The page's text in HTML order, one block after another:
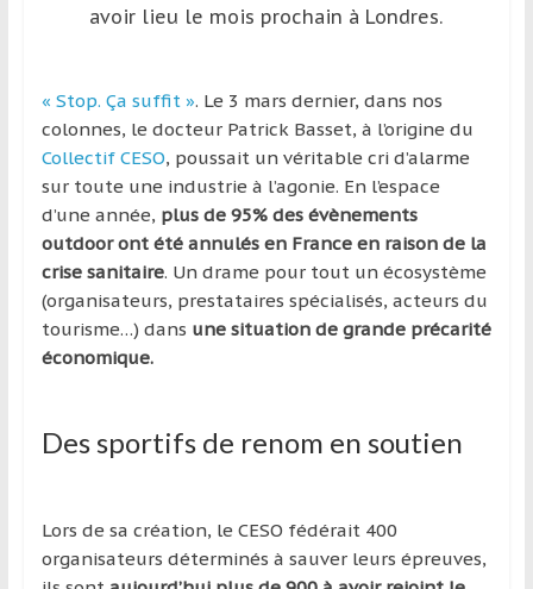
de
découverte
culturelle
d’un
pays
d’une
région
avoir lieu le mois prochain à Londres.
« Stop. Ça suffit ». Le 3 mars dernier, dans nos
colonnes, le docteur Patrick Basset, à l’origine du
Collectif CESO, poussait un véritable cri d’alarme
sur toute une industrie à l’agonie. En l’espace
d’une année, plus de 95% des évènements
outdoor ont été annulés en France en raison de la
crise sanitaire. Un drame pour tout un écosystème
(organisateurs, prestataires spécialisés, acteurs du
tourisme…) dans une situation de grande précarité
économique.
Des sportifs de renom en soutien
Lors de sa création, le CESO fédérait 400
organisateurs déterminés à sauver leurs épreuves,